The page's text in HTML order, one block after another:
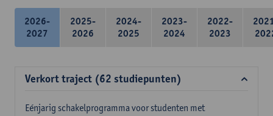
2026-
2027
2025-
2026
2024-
2025
2023-
2024
2022-
2023
Verkort traject (62 studiepunten)
Eénjarig schakelprogramma voor studenten met